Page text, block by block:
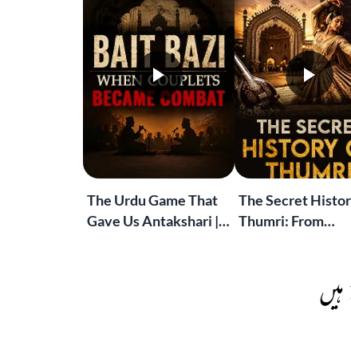
The Urdu Game That
Gave Us Antakshari |
The Secret
Thumri: From